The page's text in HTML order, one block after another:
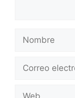
Nombre
Correo
Web